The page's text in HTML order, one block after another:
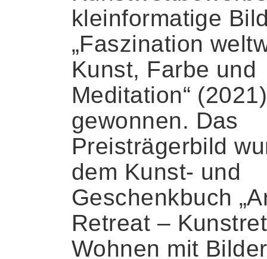
kleinformatige
„Faszination
Kunst, Farbe und
Meditation“ (2021)
gewonnen. Das
Preisträgerbild
dem Kunst- und
Geschenkbuch
Retreat –
Wohnen mit